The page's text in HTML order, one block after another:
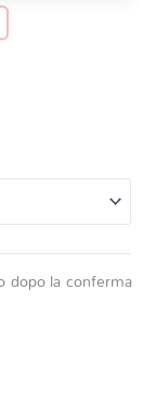
dopo la conferma